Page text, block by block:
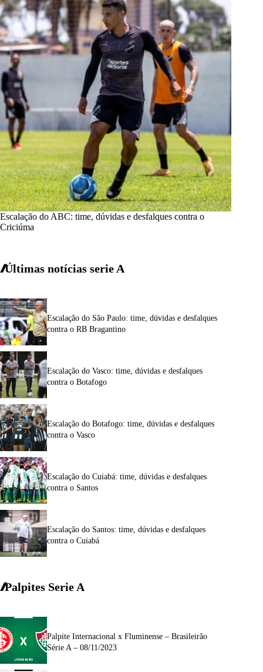
Escalação do ABC: time, dúvidas e desfalques contra o
Criciúma
Últimas notícias serie A
Escalação do São Paulo: time, dúvidas e desfalques
contra o RB Bragantino
Escalação do Vasco: time, dúvidas e desfalques
contra o Botafogo
Escalação do Botafogo: time, dúvidas e desfalques
contra o Vasco
Escalação do Cuiabá: time, dúvidas e desfalques
contra o Santos
Escalação do Santos: time, dúvidas e desfalques
contra o Cuiabá
Palpites Serie A
Palpite Internacional x Fluminense – Brasileirão
Série A – 08/11/2023